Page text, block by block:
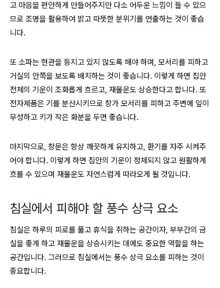
고 마음을 편안하게 만들어주지만 다소 어두운 느낌이 들 수 있으
므로 조명을 활용하여 밝고 따뜻한 분위기를 연출하는 것이 좋습
니다.
또 소파는 현관을 등지고 있지 않도록 해야 하며, 모서리를 피하고
거실의 안쪽을 보도록 배치하는 것이 좋습니다. 이렇게 하면 집안
전체의 기운이 조화롭게 흐르고, 재물운도 상승한다고 합니다. 또
전자제품은 기를 분산시키므로 창가 모서리를 피하고 주변에 잎이
무성하고 키가 작은 화분을 두면 좋습니다.
마지막으로, 창문은 항상 깨끗하게 유지하고, 환기를 자주 시켜주
어야 합니다. 이렇게 하면 집안의 기운이 정체되지 않고 원활하게
흐를 수 있으며 재물운도 자연스럽게 따라오게 될 것입니다.
침실에서 피해야 할 풍수 상극 요소
침실은 하루의 피로를 풀고 휴식을 취하는 공간이자, 부부간의 금
실을 좋게 하고 재물운을 상승시키는 데에도 중요한 역할을 하는
공간입니다. 그러므로 침실에서는 풍수 상극 요소를 피하는 것이
중요합니다.